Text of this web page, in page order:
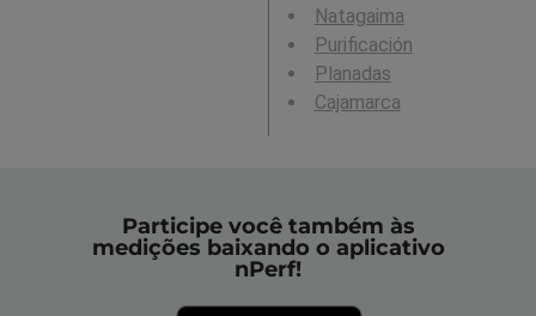
Natagaima
Purificación
Planadas
Cajamarca
Participe você também às
medições baixando o aplicativo
nPerf!